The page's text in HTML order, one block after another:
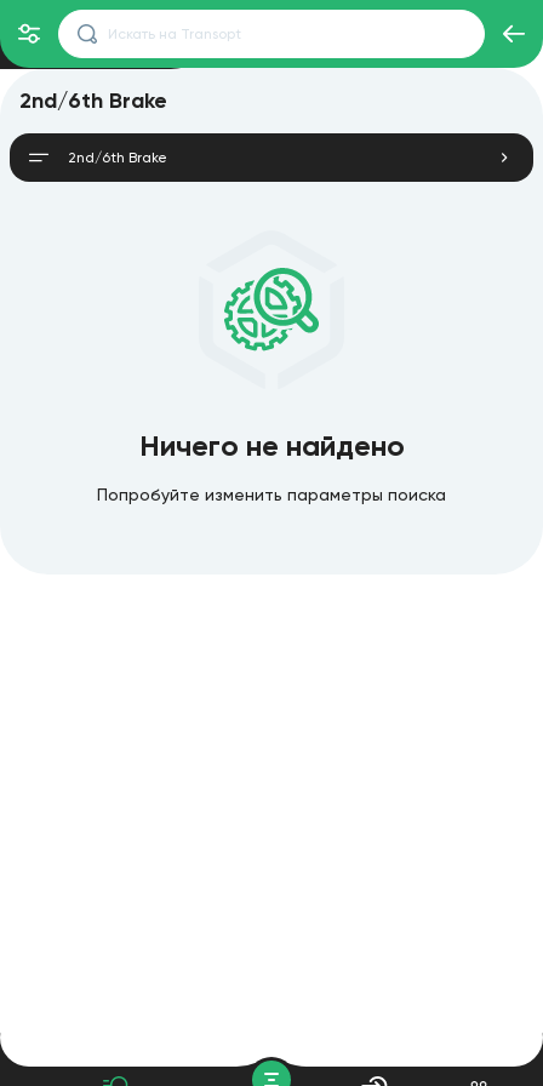
2nd/6th Brake
2nd/6th Brake
Ничего не найдено
Попробуйте изменить параметры поиска